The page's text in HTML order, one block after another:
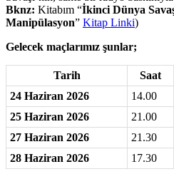
Bknz: Kitabım “İkinci Dünya
Manipülasyon” Kitap Linki)
Gelecek maçlarımız şunlar;
Tarih Saat
24 Haziran 2026
14.00
25 Haziran 2026
21.00
27 Haziran 2026
21.30
28 Haziran 2026
17.30